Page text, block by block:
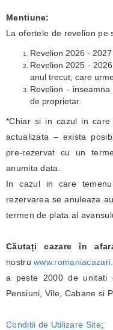
Mentiune:
La ofertele de revelion pe
Revelion 2026 -
Revelion 2025 -
anul trecut, care
Revelion -
de proprietar.
*Chiar si in cazul in
actualizata – exista
pre-rezervat cu un
anumita data.
In cazul in care
rezervarea se anuleaza
termen de plata al
Căutați cazare în
nostru
a peste 2000 de unitati
Pensiuni, Vile, Cabane si
Conditii de Utilizare Site;